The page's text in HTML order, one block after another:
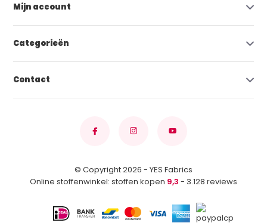
Mijn account
Categorieën
Contact
© Copyright 2026 - YES Fabrics
Online stoffenwinkel: stoffen kopen 9,3 - 3.128 reviews